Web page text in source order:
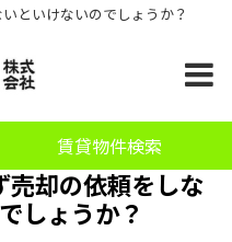
といけないのでしょうか？
賃貸物件検索
売却の依頼をしな
しょうか？